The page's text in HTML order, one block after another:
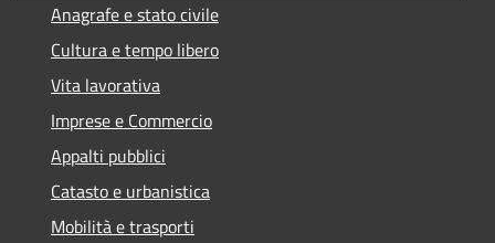
Anagrafe e stato civile
Cultura e tempo libero
Vita lavorativa
Imprese e Commercio
Appalti pubblici
Catasto e urbanistica
Mobilità e trasporti